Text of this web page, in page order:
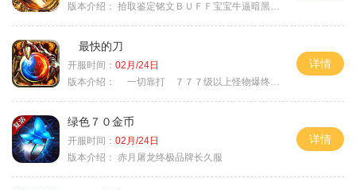
版本介绍： 拾取鉴定铭文ＢＵＦＦ宝宝牛逼暗黑属性
最快的刀
开服时间： 02月/24日
版本介绍：
一切靠打 ７７７级以上怪物爆终极
详情
绿色７０金币
开服时间： 02月/24日
版本介绍： 赤月屠龙终极品牌长久服
详情